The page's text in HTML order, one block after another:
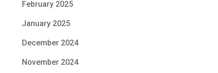
February 2025
January 2025
December 2024
November 2024